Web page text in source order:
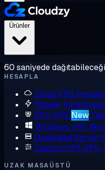
Ürünler
60 saniyede
HESAPLA
Cloud VPS
Yüksek
GPU VPS New
Windows VPS
Dedicated
Custom VPS
UZAK MASAÜSTÜ